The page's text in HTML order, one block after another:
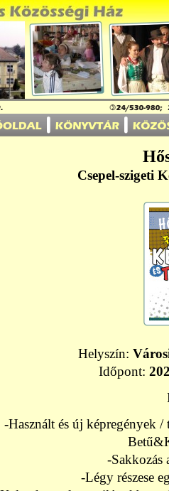
Csepel-szigeti
Helyszín:
Időpont:
-Használt és új képregények /
-Sakkozás
-Légy részese